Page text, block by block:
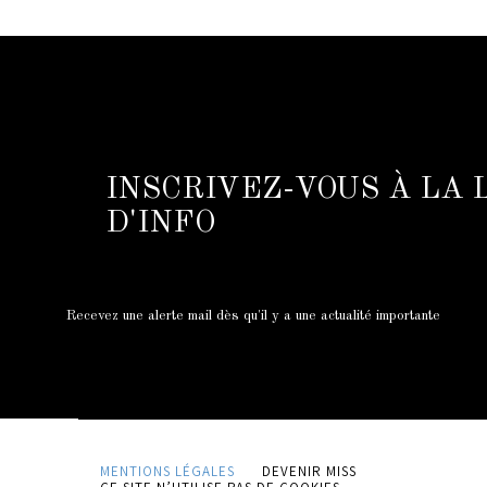
INSCRIVEZ-VOUS À LA
D'INFO
Recevez une alerte mail dès qu'il y a une actualité importante
MENTIONS LÉGALES
DEVENIR MISS